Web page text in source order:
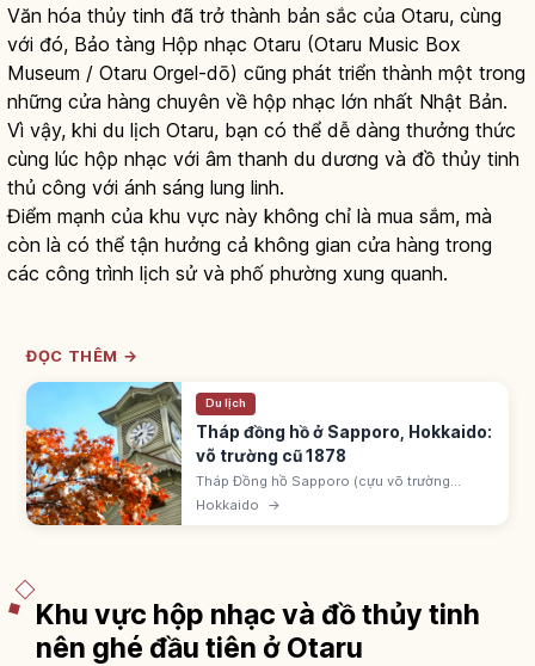
Văn hóa thủy tinh đã trở thành bản sắc của Otaru, cùng
với đó, Bảo tàng Hộp nhạc Otaru (Otaru Music Box
Museum / Otaru Orgel-dō) cũng phát triển thành một trong
những cửa hàng chuyên về hộp nhạc lớn nhất Nhật Bản.
Vì vậy, khi du lịch Otaru, bạn có thể dễ dàng thưởng thức
cùng lúc hộp nhạc với âm thanh du dương và đồ thủy tinh
thủ công với ánh sáng lung linh.
Điểm mạnh của khu vực này không chỉ là mua sắm, mà
còn là có thể tận hưởng cả không gian cửa hàng trong
các công trình lịch sử và phố phường xung quanh.
ĐỌC THÊM →
Du lịch
Tháp đồng hồ ở Sapporo, Hokkaido:
võ trường cũ 1878
Tháp Đồng hồ Sapporo (cựu võ trường
Trường Nông nghiệp Sapporo) xây 1878 kiểu
Hokkaido →
Khu vực hộp nhạc và đồ thủy tinh
nên ghé đầu tiên ở Otaru